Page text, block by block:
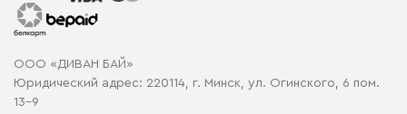
Гарантия
Карта сайта
Политика конфиденциальности
Политика в отношении обработки cookie
ООО «ДИВАН БАЙ»
Юридический адрес: 220114, г. Минск, ул. Огинского, 6 пом.
13-9